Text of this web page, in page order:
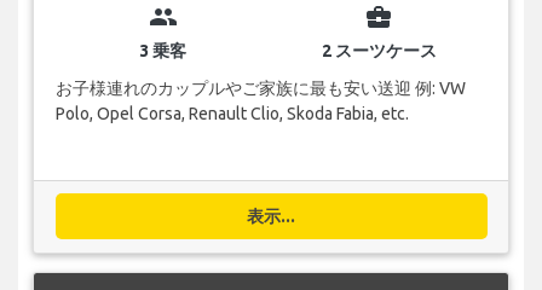
group
3 乗客
business_center
2 スーツケース
お子様連れのカップルやご家族に最も安い送迎 例: VW
Polo, Opel Corsa, Renault Clio, Skoda Fabia, etc.
表示...